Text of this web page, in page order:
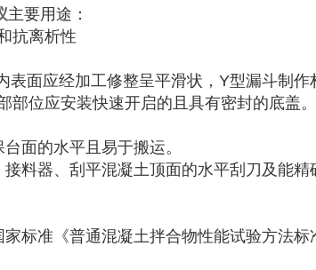
主要用途：
抗离析性
表面应经加工修整呈平滑状，Y型漏斗制作
部位应安装快速开启的且具有密封的底盖
面的水平且易于搬运。
料器、刮平混凝土顶面的水平刮刀及能精
标准《普通混凝土拌合物性能试验方法标